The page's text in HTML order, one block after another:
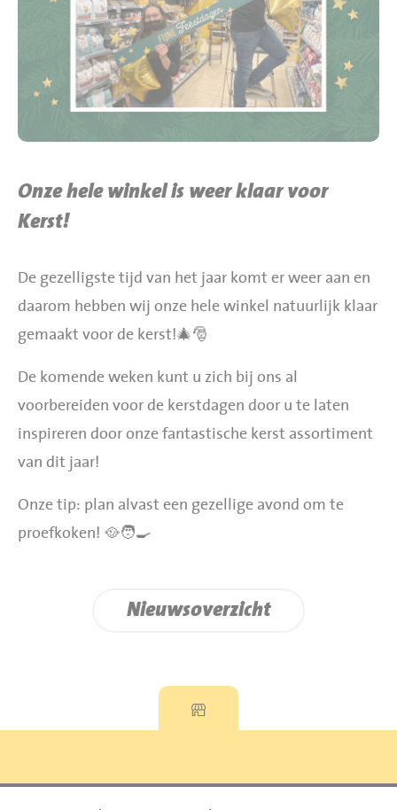
BBQ gigant webshop
Jumbo Huibers Specials
Onze hele winkel is weer klaar voor
Kerst!
De gezelligste tijd van het jaar komt er weer aan en
daarom hebben wij onze hele winkel natuurlijk klaar
gemaakt voor de kerst!🎄🎅
De komende weken kunt u zich bij ons al
voorbereiden voor de kerstdagen door u te laten
inspireren door onze fantastische kerst assortiment
van dit jaar!
Onze tip: plan alvast een gezellige avond om te
proefkoken! 🥘🧑‍🍳
Nieuwsoverzicht